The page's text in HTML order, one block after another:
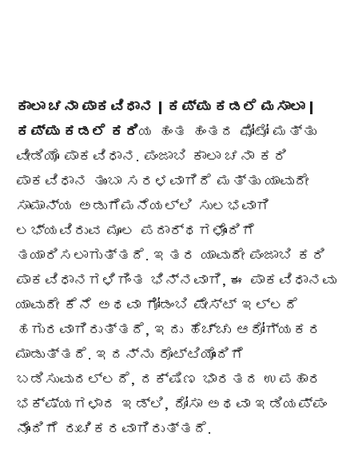
ಕಾಲಾ ಚನಾ ಪಾಕವಿಧಾನ | ಕಪ್ಪು ಕಡಲೆ ಮಸಾಲಾ |
ಕಪ್ಪು ಕಡಲೆ ಕರಿಯ ಹಂತ ಹಂತದ ಫೋಟೋ ಮತ್ತು
ವೀಡಿಯೊ ಪಾಕವಿಧಾನ. ಪಂಜಾಬಿ ಕಾಲಾ ಚನಾ ಕರಿ
ಪಾಕವಿಧಾನ ತುಂಬಾ ಸರಳವಾಗಿದೆ ಮತ್ತು ಯಾವುದೇ
ಸಾಮಾನ್ಯ ಅಡುಗೆಮನೆಯಲ್ಲಿ ಸುಲಭವಾಗಿ
ಲಭ್ಯವಿರುವ ಮೂಲ ಪದಾರ್ಥಗಳೊಂದಿಗೆ
ತಯಾರಿಸಲಾಗುತ್ತದೆ. ಇತರ ಯಾವುದೇ ಪಂಜಾಬಿ ಕರಿ
ಪಾಕವಿಧಾನಗಳಿಗಿಂತ ಭಿನ್ನವಾಗಿ, ಈ ಪಾಕವಿಧಾನವು
ಯಾವುದೇ ಕೆನೆ ಅಥವಾ ಗೋಡಂಬಿ ಪೇಸ್ಟ್ ಇಲ್ಲದೆ
ಹಗುರವಾಗಿರುತ್ತದೆ, ಇದು ಹೆಚ್ಚು ಆರೋಗ್ಯಕರ
ಮಾಡುತ್ತದೆ. ಇದನ್ನು ರೊಟ್ಟಿಯೊಂದಿಗೆ
ಬಡಿಸುವುದಲ್ಲದೆ, ದಕ್ಷಿಣ ಭಾರತದ ಉಪಹಾರ
ಭಕ್ಷ್ಯಗಳಾದ ಇಡ್ಲಿ, ದೋಸಾ ಅಥವಾ ಇಡಿಯಪ್ಪಂ
ನೊಂದಿಗೆ ರುಚಿಕರವಾಗಿರುತ್ತದೆ.